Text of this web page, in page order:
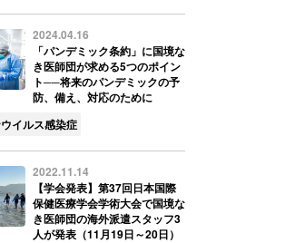
2024.04.16
「パンデミック条約」に国境な
き医師団が求める5つのポイン
ト──将来のパンデミックの予
防、備え、対応のために
イルス感染症
2022.11.14
【学会発表】第37回日本国際
保健医療学会学術大会で国境な
き医師団の海外派遣スタッフ3
人が発表（11月19日～20日）